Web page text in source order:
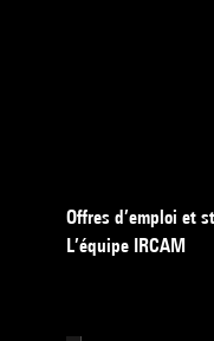
Offres d’emploi et
L’équipe IRCAM